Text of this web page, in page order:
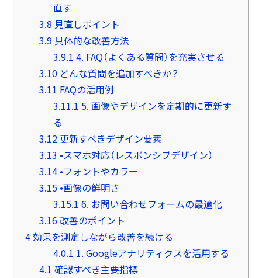
直す
3.8 見直しポイント
3.9具体的な改善方法
3.9.1 4. FAQ（よくある質問）を充実させる
3.10 どんな質問を追加すべきか？
3.11 FAQの活用例
3.11.1 5. 画像やデザインを定期的に更新す
る
3.12 更新すべきデザイン要素
3.13 •スマホ対応（レスポンシブデザイン）
3.14 •フォントやカラー
3.15 •画像の鮮明さ
3.15.1 6. お問い合わせフォームの最適化
3.16 改善のポイント
4効果を測定しながら改善を続ける
4.0.1 1. Googleアナリティクスを活用する
4.1 確認すべき主要指標